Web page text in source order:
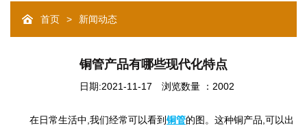
首页 > 新闻动态
铜管产品有哪些现代化特点
日期:2021-11-17 浏览数量 ：2002
在日常生活中,我们经常可以看到铜管的图。这种铜产品,可以出